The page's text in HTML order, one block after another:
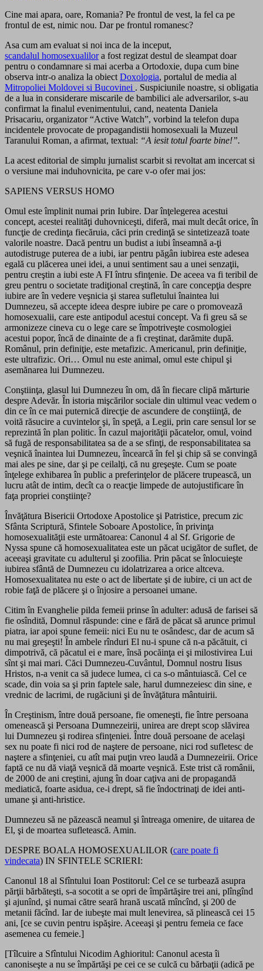
Cine mai apara, oare, Romania? Pe frontul de vest, la fel ca pe
frontul de est, nimic nou. Dar pe frontul romanesc?
Asa cum am evaluat si noi inca de la inceput,
scandalul homosexualilora fost regizat destul de sleampat doar
pentru o condamnare si mai acerba a Ortodoxie, dupa cum bine
observa intr-o analiza la obiect Doxologia, portalul de media al
Mitropoliei Moldovei si Bucovinei . Suspiciunile noastre, si obligatia
de a lua in considerare miscarile de bambilici ale adversarilor, s-au
confirmat la finalul evenimentului, cand, neatenta Daniela
Prisacariu, organizator “Active Watch”, vorbind la telefon dupa
incidentele provocate de propagandistii homosexuali la Muzeul
Taranului Roman, a afirmat, textual: “A iesit totul foarte bine!”.
La acest editorial de simplu jurnalist scarbit si revoltat am incercat si
o versiune mai induhovnicita, pe care v-o ofer mai jos:
SAPIENS VERSUS HOMO
Omul este împlinit numai prin Iubire. Dar înţelegerea acestui
concept, acestei realităţi duhovniceşti, diferă, mai mult decât orice, în
funcţie de credinţa fiecăruia, căci prin credinţă se sintetizează toate
valorile noastre. Dacă pentru un budist a iubi înseamnă a-ţi
autodistruge puterea de a iubi, iar pentru păgân iubirea este adesea
egală cu plăcerea unei idei, a unui sentiment sau a unei senzaţii,
pentru creştin a iubi este A FI întru sfinţenie. De aceea va fi teribil de
greu pentru o societate tradiţional creştină, în care concepţia despre
iubire are în vedere veşnicia şi starea sufletului înaintea lui
Dumnezeu, să accepte ideea despre iubire pe care o promovează
homosexualii, care este antipodul acestui concept. Va fi greu să se
armonizeze cineva cu o lege care se împotriveşte cosmologiei
acestui popor, încă de dinainte de a fi creştinat, darămite după.
Românul, prin definiţie, este metafizic. Americanul, prin definiţie,
este ultrafizic. Ori… Omul nu este animal, omul este chipul şi
asemănarea lui Dumnezeu.
Conştiinţa, glasul lui Dumnezeu în om, dă în fiecare clipă mărturie
despre Adevăr. În istoria mişcărilor sociale din ultimul veac vedem o
din ce în ce mai puternică direcţie de ascundere de conştiinţă, de
voită răsucire a cuvintelor şi, în speţă, a Legii, prin care sensul lor se
reprezintă în plan politic. În cazul majorităţii păcatelor, omul, voind
să fugă de responsabilitatea sa de a se sfinţi, de responsabilitatea sa
veşnică înaintea lui Dumnezeu, încearcă în fel şi chip să se convingă
mai ales pe sine, dar şi pe ceilalţi, că nu greşeşte. Cum se poate
înţelege exhibarea în public a preferinţelor de plăcere trupească, un
lucru atât de intim, decît ca o reacţie limpede de autojustificare în
faţa propriei conştiinţe?
Învăţătura Bisericii Ortodoxe Apostolice şi Patristice, precum zic
Sfânta Scriptură, Sfintele Soboare Apostolice, în privinţa
homosexualităţii este următoarea: Canonul 4 al Sf. Grigorie de
Nyssa spune că homosexualitatea este un păcat ucigător de suflet, de
aceeaşi gravitate cu adulterul şi zoofilia. Prin păcat se înlocuieşte
iubirea sfântă de Dumnezeu cu idolatrizarea a orice altceva.
Homosexualitatea nu este o act de libertate şi de iubire, ci un act de
robie faţă de plăcere şi o înjosire a persoanei umane.
Citim în Evanghelie pilda femeii prinse în adulter: adusă de farisei să
fie osîndită, Domnul răspunde: cine e fără de păcat să arunce primul
piatra, iar apoi spune femeii: nici Eu nu te osândesc, dar de acum să
nu mai greşeşti! În ambele rînduri El nu-i spune că n-a păcătuit, ci
dimpotrivă, că păcatul ei e mare, însă pocăinţa ei şi milostivirea Lui
sînt şi mai mari. Căci Dumnezeu-Cuvântul, Domnul nostru Iisus
Hristos, n-a venit ca să judece lumea, ci ca s-o mântuiască. Cel ce
scade, din voia sa şi prin faptele sale, harul dumnezeiesc din sine, e
vrednic de lacrimi, de rugăciuni şi de învăţătura mântuirii.
În Creştinism, între două persoane, fie omeneşti, fie între persoana
omenească şi Persoana Dumnezeirii, unirea are drept scop slăvirea
lui Dumnezeu şi rodirea sfinţeniei. Între două persoane de acelaşi
sex nu poate fi nici rod de naştere de persoane, nici rod sufletesc de
naştere a sfinţeniei, cu atît mai puţin vreo laudă a Dumnezeirii. Orice
faptă ce nu dă viaţă veşnică dă moarte veşnică. Este trist că românii,
de 2000 de ani creştini, ajung în doar caţiva ani de propagandă
mediatică, foarte asidua, ce-i drept, să fie îndoctrinaţi de idei anti-
umane şi anti-hristice.
Dumnezeu să ne păzească neamul şi întreaga omenire, de uitarea de
El, şi de moartea sufletească. Amin.
DESPRE BOALA HOMOSEXUALILOR (care poate fi
vindecata) IN SFINTELE SCRIERI:
Canonul 18 al Sfîntului Ioan Postitorul: Cel ce se turbează asupra
părţii bărbăteşti, s-a socotit a se opri de împărtăşire trei ani, plîngînd
şi ajunînd, şi numai către seară hrană uscată mîncînd, şi 200 de
metanii făcînd. Iar de iubeşte mai mult lenevirea, să plinească cei 15
ani, [ce se cuvin pentru ispăşire. Aceeaşi şi pentru femeia ce face
asemenea cu femeie.]
[Tîlcuire a Sfîntului Nicodim Aghioritul: Canonul acesta îi
canoniseşte a nu se împărtăşi pe cei ce se culcă cu bărbaţii (adică pe